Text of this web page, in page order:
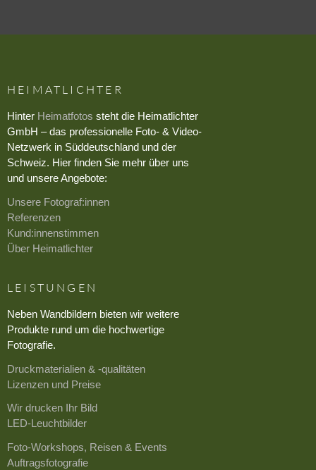
HEIMATLICHTER
Hinter Heimatfotos steht die Heimatlichter
GmbH – das professionelle Foto- & Video-
Netzwerk in Süddeutschland und der
Schweiz. Hier finden Sie mehr über uns
und unsere Angebote:
Unsere Fotograf:innen
Referenzen
Kund:innenstimmen
Über Heimatlichter
LEISTUNGEN
Neben Wandbildern bieten wir weitere
Produkte rund um die hochwertige
Fotografie.
Druckmaterialien & -qualitäten
Lizenzen und Preise
Wir drucken Ihr Bild
LED-Leuchtbilder
Foto-Workshops, Reisen & Events
Auftragsfotografie